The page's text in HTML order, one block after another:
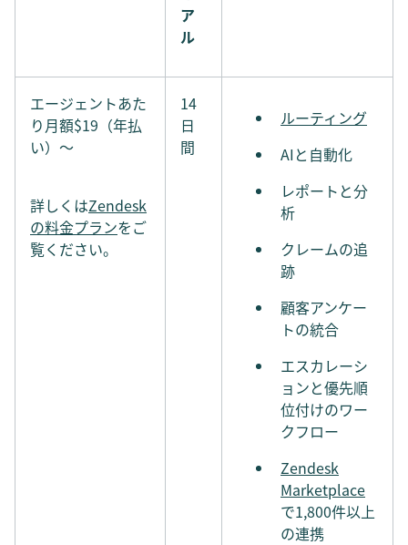
ア
ル
エージェントあた
り月額$19（年払
い）〜
詳しくはZendesk
の料金プランをご
覧ください。
14
日
間
ルーティング
AIと自動化
レポートと分
析
クレームの追
跡
顧客アンケー
トの統合
エスカレーシ
ョンと優先順
位付けのワー
クフロー
Zendesk
Marketplace
で1,800件以上
の連携